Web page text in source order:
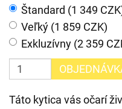
Štandard (1 349
Veľký (1 859 CZK)
Exkluzívny (2 359
Táto kytica vás očarí